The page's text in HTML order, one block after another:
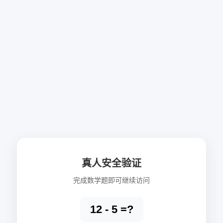
真人安全验证
完成数学题即可继续访问
12 - 5 =?